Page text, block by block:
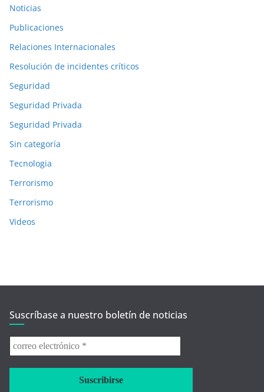
Noticias
Publicaciones
Relaciones Internacionales
Resolución de incidentes críticos
Seguridad
Seguridad Privada
Seguridad Privada
Sin categoría
Tecnologia
Terrorismo
Terrorismo
Videos
Suscríbase a nuestro boletín de noticias